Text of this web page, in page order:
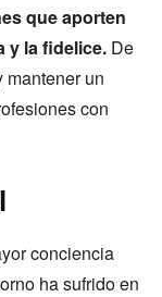
que aporten
y la fidelice. De
mantener un
con
conciencia
ha sufrido en